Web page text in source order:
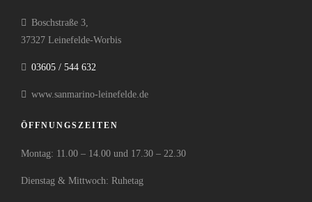
Boschstraße 3,
37327 Leinefelde-Worbis
03605 / 544 632
www.sanmarino-leinefelde.de
ÖFFNUNGSZEITEN
Montag: 11.00 – 14.00 und 17.30 – 22.30
Dienstag & Mittwoch: Ruhetag